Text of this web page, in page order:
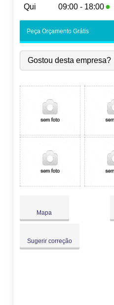
Qui
09:00 - 18:00 ●
-
Qua:
09:00-18:00
Qui:
09:00-18:00 ●
Sáb:
Fechado
Dom:
Fechado
Peça Orçamento Grátis
Gostou desta empresa?
Mapa
Sugerir correção